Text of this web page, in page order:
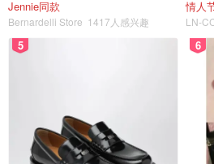
Jennie同款
Bernardelli Store 1417人感兴趣
情人
LN-
5 6